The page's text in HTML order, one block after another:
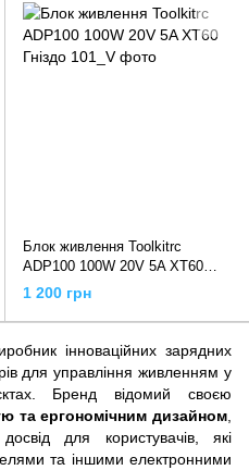
Блок живлення Toolkitrc
ADP100 100W 20V 5A XT60
Гніздо
1 200 грн
інноваційних зарядних
для управління живленням у
Бренд відомий своєю
та ергономічним дизайном,
для користувачів, які
та іншими електронними